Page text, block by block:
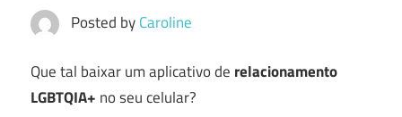
Posted byCaroline
Que tal baixar um aplicativo de relacionamento
LGBTQIA+ no seu celular?